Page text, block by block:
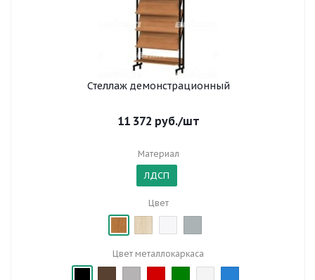
Стеллаж демонстрационный
11 372 руб./шт
Материал
ЛДСП
Цвет
Цвет металлокаркаса